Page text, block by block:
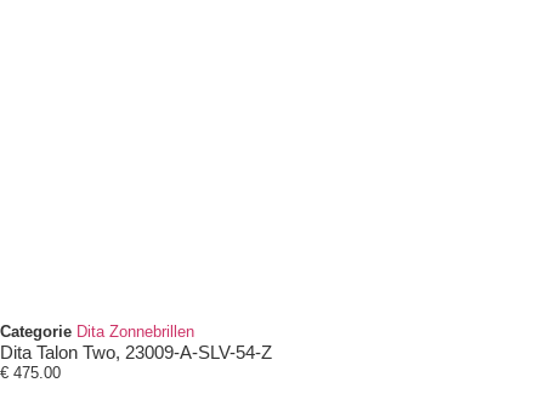
Categorie Dita Zonnebrillen
Dita Talon Two, 23009-A-SLV-54-Z
€ 475.00